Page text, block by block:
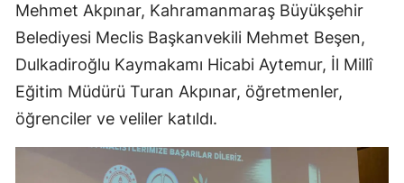
Mehmet Akpınar, Kahramanmaraş Büyükşehir
Belediyesi Meclis Başkanvekili Mehmet Beşen,
Dulkadiroğlu Kaymakamı Hicabi Aytemur, İl Millî
Eğitim Müdürü Turan Akpınar, öğretmenler,
öğrenciler ve veliler katıldı.